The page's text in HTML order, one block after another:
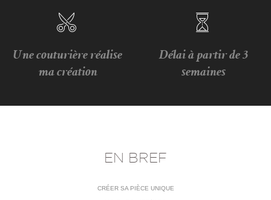
Une couturière réalise
ma création
Délai à partir de 3
semaines
EN BREF
CRÉER SA PIÈCE UNIQUE